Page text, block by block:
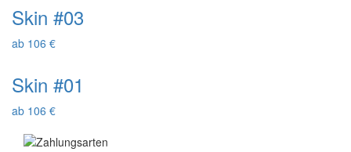
Skin #03
ab 106 €
Skin #01
ab 106 €